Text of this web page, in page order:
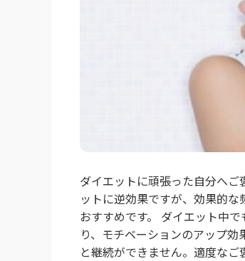
ダイエットに頑張った自分へ
ットに逆効果ですが、効果的
おすすめです。 ダイエット中
り、モチベーションのアップ
と継続ができません。適度な